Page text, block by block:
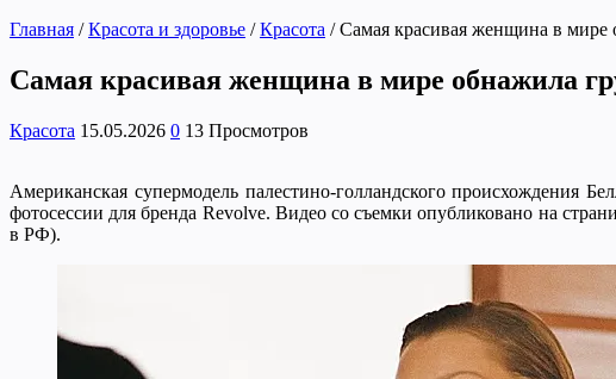
Главная / Красота и здоровье / Красота / Самая красивая женщина в мире
Самая красивая женщина в мире обнажила
Красота 15.05.2026 0 13 Просмотров
Американская супермодель палестино-голландского происхождения
фотосессии для бренда Revolve. Видео со съемки опубликовано на
в РФ).